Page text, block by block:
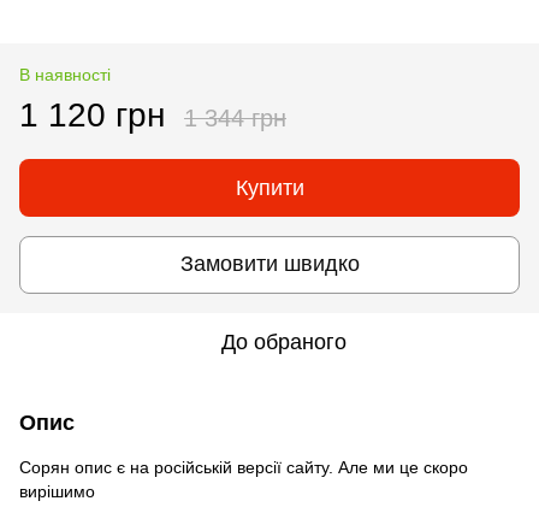
В наявності
1 120 грн 1 344 грн
Купити
Замовити швидко
До обраного
Опис
Сорян опис є на російській версії сайту. Але ми це скоро
вирішимо